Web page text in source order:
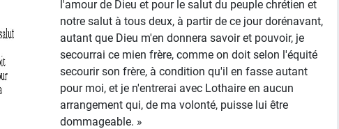
l'amour de Dieu et pour le salut du peuple chrétien et
notre salut à tous deux, à partir de ce jour dorénavant,
autant que Dieu m'en donnera savoir et pouvoir, je
secourrai ce mien frère, comme on doit selon l'équité
secourir son frère, à condition qu'il en fasse autant
pour moi, et je n'entrerai avec Lothaire en aucun
arrangement qui, de ma volonté, puisse lui être
dommageable. »